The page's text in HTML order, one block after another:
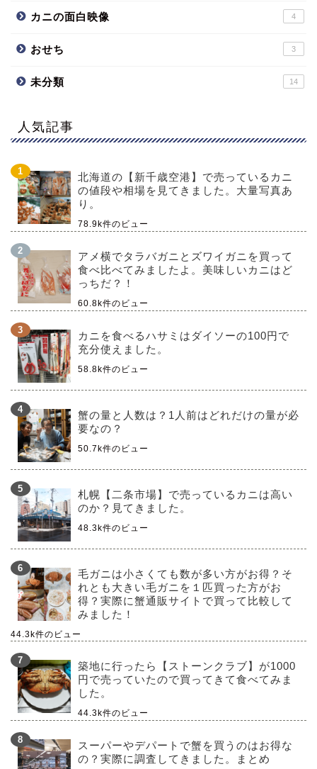
カニの面白映像 4
おせち 3
未分類 14
人気記事
北海道の【新千歳空港】で売っているカニ
の値段や相場を見てきました。大量写真あ
り。
78.9k件のビュー
アメ横でタラバガニとズワイガニを買って
食べ比べてみましたよ。美味しいカニはど
っちだ？！
60.8k件のビュー
カニを食べるハサミはダイソーの100円で
充分使えました。
58.8k件のビュー
蟹の量と人数は？1人前はどれだけの量が必
要なの？
50.7k件のビュー
札幌【二条市場】で売っているカニは高い
のか？見てきました。
48.3k件のビュー
毛ガニは小さくても数が多い方がお得？そ
れとも大きい毛ガニを１匹買った方がお
得？実際に蟹通販サイトで買って比較して
みました！
44.3k件のビュー
築地に行ったら【ストーンクラブ】が1000
円で売っていたので買ってきて食べてみま
した。
44.3k件のビュー
スーパーやデパートで蟹を買うのはお得な
の？実際に調査してきました。まとめ